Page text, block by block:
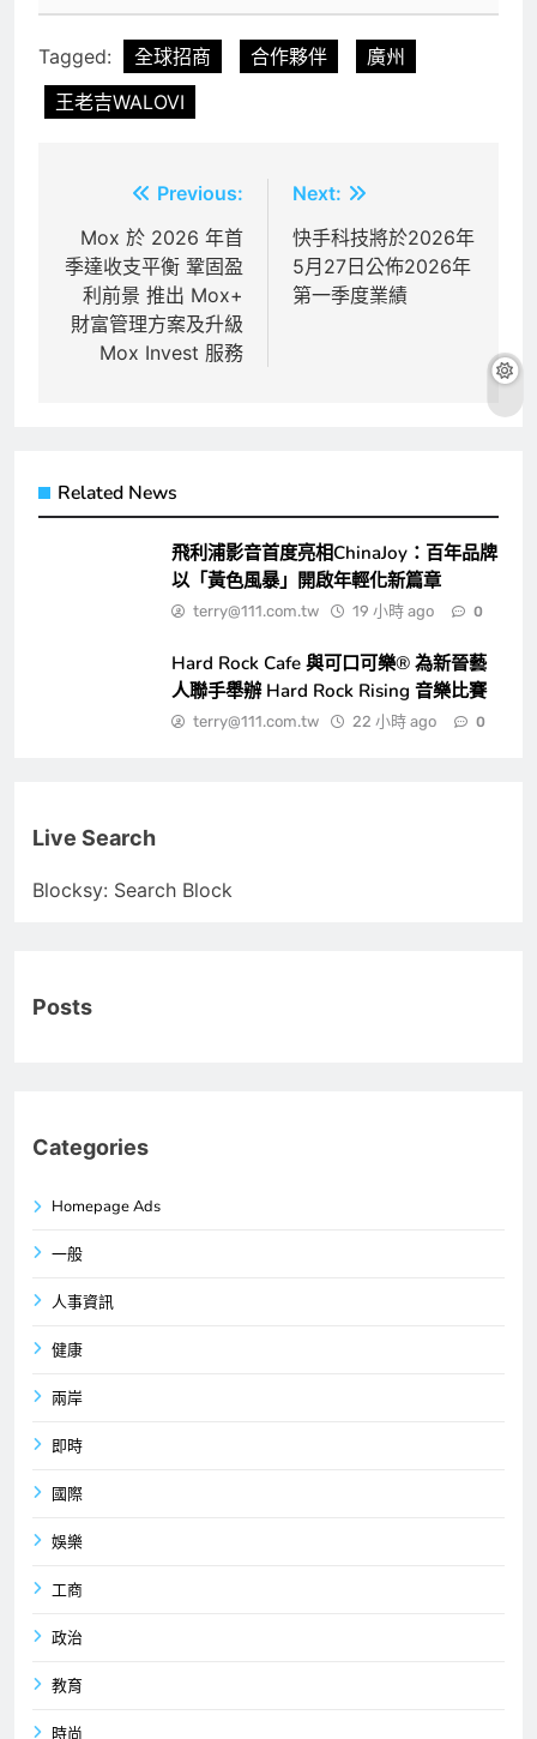
Tagged: 全球招商 合作夥伴
廣州
王老吉WALOVI
章
導
覽
Previous:
Mox 於 2026 年首
季達收支平衡 鞏固盈
利前景 推出 Mox+
財富管理方案及升級
Mox Invest 服務
Next:
快手科技將於2026年
5月27日公佈2026年
第一季度業績
Related News
飛利浦影音首度亮相ChinaJoy：百年品牌
以「黃色風暴」開啟年輕化新篇章
terry@111.com.tw 19 小時 ago 0
Hard Rock Cafe 與可口可樂® 為新晉藝
人聯手舉辦 Hard Rock Rising 音樂比賽
terry@111.com.tw 22 小時 ago 0
Live Search
Blocksy: Search Block
Posts
Categories
Homepage Ads
一般
人事資訊
健康
兩岸
即時
國際
娛樂
工商
政治
教育
時尚